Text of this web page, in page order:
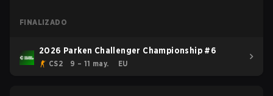
FINALIZADO
2026 Parken Challenger Championship #6
CS2 9 – 11 may. EU